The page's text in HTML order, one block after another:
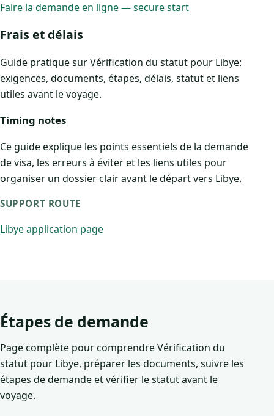
Faire la demande en ligne — secure start
Frais et délais
Guide pratique sur Vérification du statut pour Libye:
exigences, documents, étapes, délais, statut et liens
utiles avant le voyage.
Timing notes
Ce guide explique les points essentiels de la demande
de visa, les erreurs à éviter et les liens utiles pour
organiser un dossier clair avant le départ vers Libye.
SUPPORT ROUTE
Libye application page
Étapes de demande
Page complète pour comprendre Vérification du
statut pour Libye, préparer les documents, suivre les
étapes de demande et vérifier le statut avant le
voyage.